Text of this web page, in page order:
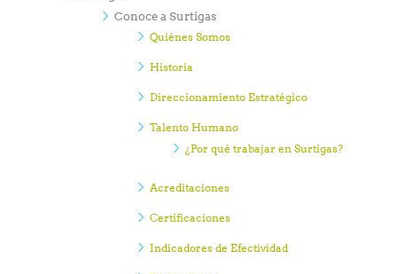
Conoce a Surtigas
Quiénes Somos
Historia
Direccionamiento Estratégico
Talento Humano
¿Por qué trabajar en Surtigas?
Acreditaciones
Certificaciones
Indicadores de Efectividad